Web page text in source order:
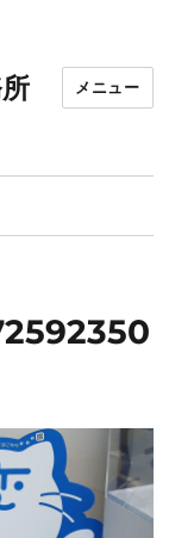
所 メニュー